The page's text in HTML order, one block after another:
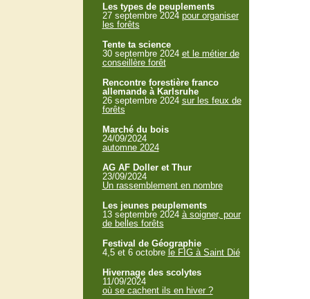
Les types de peuplements
27 septembre 2024 pour organiser
les forêts
Tente ta science
30 septembre 2024 et le métier de
conseillère forêt
Rencontre forestière franco
allemande à Karlsruhe
26 septembre 2024 sur les feux de
forêts
Marché du bois
24/09/2024
automne 2024
AG AF Doller et Thur
23/09/2024
Un rassemblement en nombre
Les jeunes peuplements
13 septembre 2024 à soigner, pour
de belles forêts
Festival de Géographie
4,5 et 6 octobre le FIG à Saint Dié
Hivernage des scolytes
11/09/2024
où se cachent ils en hiver ?